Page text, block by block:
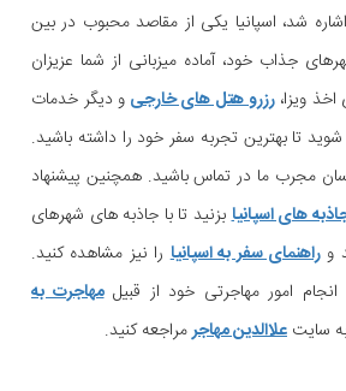
شد، اسپانیا یکی از مقاصد محبوب در بین
جذاب خود، آماده میزبانی از شما عزیزان
ویزا،رزرو هتل های خارجی و دیگر خدمات
شوید تا بهترین تجربه سفر خود را داشته باشید.
مجرب ما در تماس باشید. همچنین پیشنهاد
های اسپانیابزنید تا با جاذبه های شهرهای
وراهنمای سفر به اسپانیارا نیز مشاهده کنید.
امور مهاجرتی خود از قبیلمهاجرت به
سایت علاالدین مهاجرمراجعه کنید.